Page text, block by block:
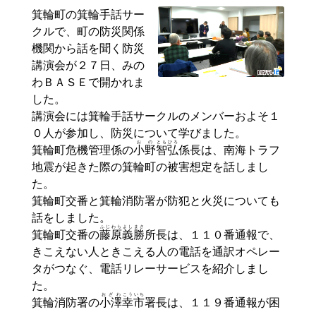
箕輪町の箕輪手話サー
クルで、町の防災関係
機関から話を聞く防災
講演会が２７日、みの
わＢＡＳＥで開かれま
した。
講演会には箕輪手話サークルのメンバーおよそ１
０人が参加し、防災について学びました。
箕輪町危機管理係の小野
おの
智
とも
弘
ひろ
係長は、南海トラフ
地震が起きた際の箕輪町の被害想定を話しまし
た。
箕輪町交番と箕輪消防署が防犯と火災についても
話をしました。
箕輪町交番の藤
ふじ
原義
わらよし
勝
まさ
所長は、１１０番通報で、
きこえない人ときこえる人の電話を通訳オペレー
タがつなぐ、電話リレーサービスを紹介しまし
た。
箕輪消防署の小澤
おざわ
幸市
こういち
署長は、１１９番通報が困